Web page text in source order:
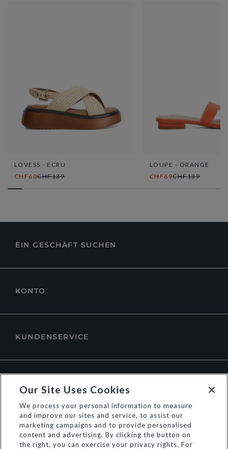
LOVESS - ECRU
CHF60CHF139
LOUPE - ORANGE
CHF69CHF139
EIN GESCHÄFT SUCHEN
KONTO
KUNDENSERVICE
Our Site Uses Cookies
We process your personal information to measure
and improve our sites and service, to assist our
marketing campaigns and to provide personalised
content and advertising. By clicking the button on
the right, you can exercise your privacy rights. For